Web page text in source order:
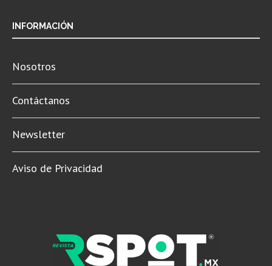
INFORMACIÓN
Nosotros
Contáctanos
Newsletter
Aviso de Privacidad